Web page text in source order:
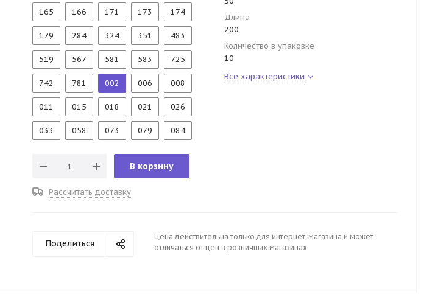
165 166 171 173 174
179 284 324 351 483
519 567 581 583 725
742 781 002 006 008
011 015 018 021 026
033 058 073 079 084
В корзину
Рассчитать доставку
Длина
200
Количество в упаковке
10
Все характеристики
Поделиться
Цена действительна только для интернет-магазина и может
отличаться от цен в розничных магазинах